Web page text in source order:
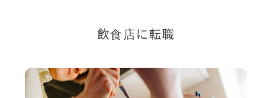
飲食店に転職